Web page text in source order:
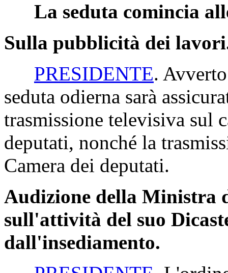
La seduta comincia
Sulla pubblicità dei
PRESIDENTE.
seduta odierna sarà
trasmissione televisiva sul
deputati, nonché la
Camera dei deputati.
Audizione della Ministra
sull'attività del suo
dall'insediamento.